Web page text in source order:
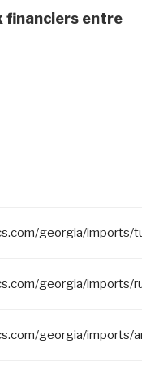
financiers entre
georgia/imports/
georgia/imports/
georgia/imports/